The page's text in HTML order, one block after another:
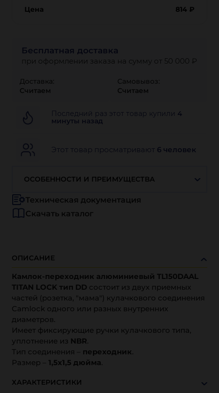
Цена 814 ₽
Бесплатная доставка
при оформлении заказа на сумму от 50 000 ₽
Доставка:
Считаем
Самовывоз:
Считаем
Последний раз этот товар купили 4
минуты назад
Этот товар просматривают 6 человек
ОСОБЕННОСТИ И ПРЕИМУЩЕСТВА
Техническая документация
Скачать каталог
ОПИСАНИЕ
Камлок-переходник алюминиевый TL150DAAL
TITAN LOCK тип DD состоит из двух приемных
частей (розетка, "мама") кулачкового соединения
Camlock одного или разных внутренних
диаметров.
Имеет фиксирующие ручки кулачкового типа,
уплотнение из NBR.
Тип соединения – переходник.
Размер – 1,5х1,5 дюйма.
ХАРАКТЕРИСТИКИ